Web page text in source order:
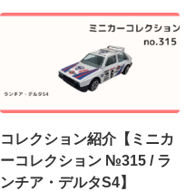
コレクション紹介【ミニカ
ーコレクション №315 / ラ
ンチア・デルタS4】